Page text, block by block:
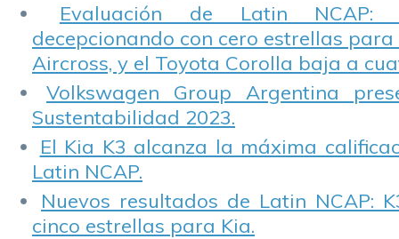
Evaluación de Latin NCAP:
decepcionando con cero estrellas para
Aircross, y el Toyota Corolla baja a
Volkswagen Group Argentina
Sustentabilidad 2023.
El Kia K3 alcanza la máxima
Latin NCAP.
Nuevos resultados de Latin NCAP:
cinco estrellas para Kia.